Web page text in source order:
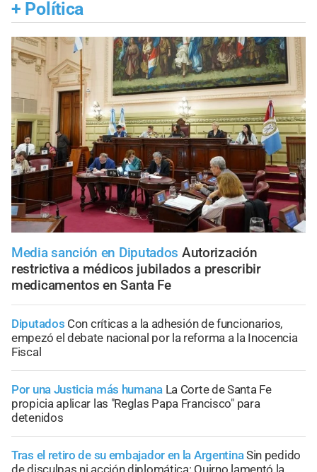
+ Política
Media sanción en Diputados Autorización
restrictiva a médicos jubilados a prescribir
medicamentos en Santa Fe
Diputados Con críticas a la adhesión de funcionarios,
empezó el debate nacional por la reforma a la Inocencia
Fiscal
Por una Justicia más humana La Corte de Santa Fe
propicia aplicar las "Reglas Papa Francisco" para
detenidos
Tras el retiro de su embajador en la ArgentinaSin pedido
de disculpas ni acción diplomática: Quirno lamentó la